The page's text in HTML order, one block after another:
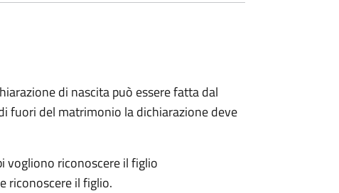
di nascita può essere fatta dal
fuori del matrimonio la dichiarazione deve
vogliono riconoscere il figlio
riconoscere il figlio.